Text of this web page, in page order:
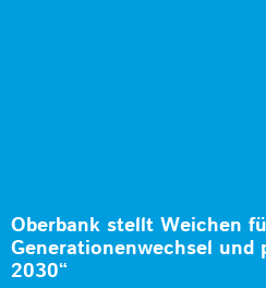
Oberbank stellt Weichen
Generationenwechsel und
2030“